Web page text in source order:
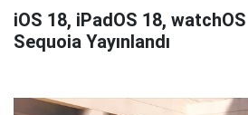
iOS 18, iPadOS 18,
Sequoia Yayınlandı